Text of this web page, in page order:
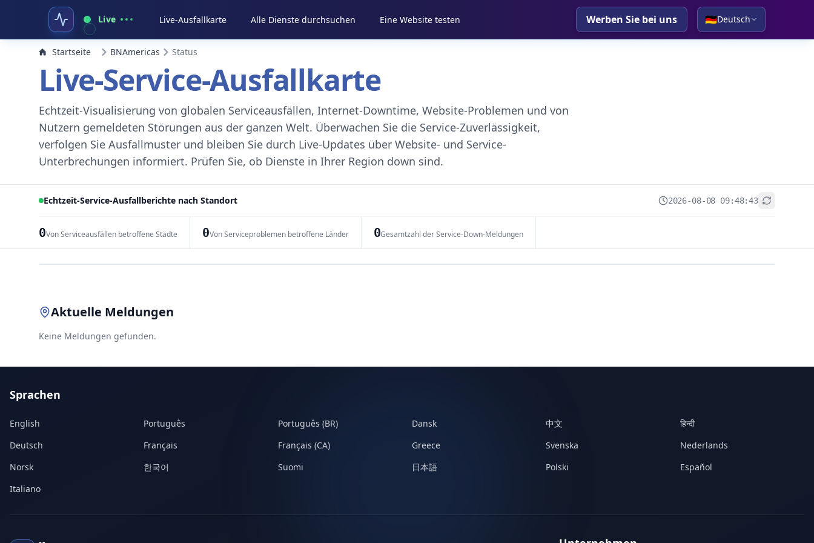
Live Live-Ausfallkarte Alle Dienste durchsuchen Eine Website testen Werben Sie bei uns 🇩🇪Deutsch
Startseite BNAmericas Status
Live-Service-Ausfallkarte
Echtzeit-Visualisierung von globalen Serviceausfällen, Internet-Downtime, Website-Problemen und von
Nutzern gemeldeten Störungen aus der ganzen Welt. Überwachen Sie die Service-Zuverlässigkeit,
verfolgen Sie Ausfallmuster und bleiben Sie durch Live-Updates über Website- und Service-
Unterbrechungen informiert. Prüfen Sie, ob Dienste in Ihrer Region down sind.
Echtzeit-Service-Ausfallberichte nach Standort 2026-08-08 09:48:43
0Von Serviceausfällen betroffene Städte 0Von Serviceproblemen betroffene Länder 0Gesamtzahl der Service-Down-Meldungen
Aktuelle Meldungen
Keine Meldungen gefunden.
Sprachen
English Português Português (BR) Dansk 中文
हिन्दी
Deutsch
Français Français (CA) Greece Svenska
Nederlands
Norsk
한국어 Suomi 日本語 Polski
Español
Italiano